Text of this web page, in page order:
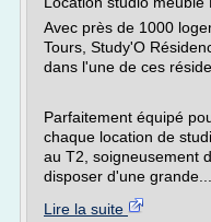
Avec près de 1000
Tours, Study'O
dans l'une de ces
Parfaitement équipé
chaque location de
au T2, soigneusement
disposer d'une grande...
Lire la suite